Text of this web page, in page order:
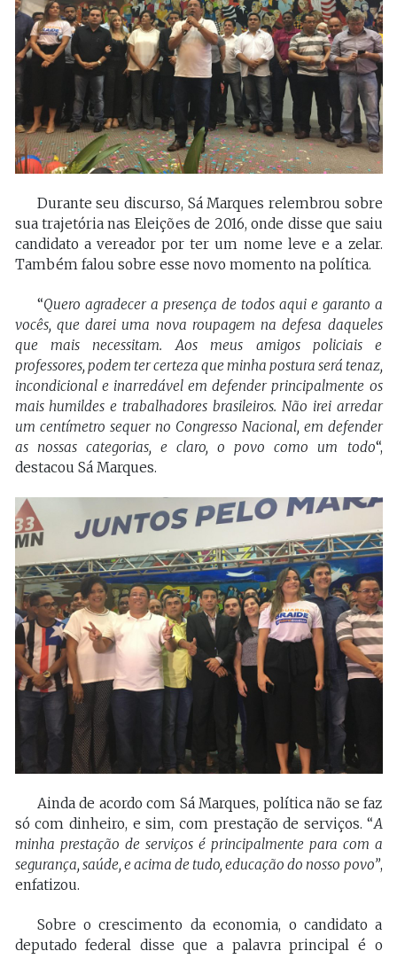
Durante seu discurso, Sá Marques relembrou sobre
sua trajetória nas Eleições de 2016, onde disse que saiu
candidato a vereador por ter um nome leve e a zelar.
Também falou sobre esse novo momento na política.
“Quero agradecer a presença de todos aqui e garanto a
vocês, que darei uma nova roupagem na defesa daqueles
que mais necessitam. Aos meus amigos policiais e
professores, podem ter certeza que minha postura será tenaz,
incondicional e inarredável em defender principalmente os
mais humildes e trabalhadores brasileiros. Não irei arredar
um centímetro sequer no Congresso Nacional, em defender
as nossas categorias, e claro, o povo como um todo“,
destacou Sá Marques.
Ainda de acordo com Sá Marques, política não se faz
só com dinheiro, e sim, com prestação de serviços. “A
minha prestação de serviços é principalmente para com a
segurança, saúde, e acima de tudo, educação do nosso povo”,
enfatizou.
Sobre o crescimento da economia, o candidato a
deputado federal disse que a palavra principal é o